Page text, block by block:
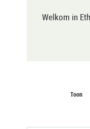
Welkom in
Toon